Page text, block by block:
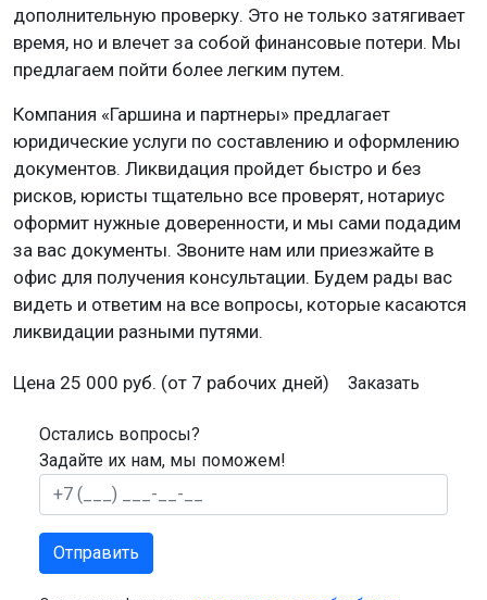
дополнительную проверку. Это не только затягивает
время, но и влечет за собой финансовые потери. Мы
предлагаем пойти более легким путем.
Компания «Гаршина и партнеры» предлагает
юридические услуги по составлению и оформлению
документов. Ликвидация пройдет быстро и без
рисков, юристы тщательно все проверят, нотариус
оформит нужные доверенности, и мы сами подадим
за вас документы. Звоните нам или приезжайте в
офис для получения консультации. Будем рады вас
видеть и ответим на все вопросы, которые касаются
ликвидации разными путями.
Цена 25 000 руб. (от 7 рабочих дней) Заказать
Остались вопросы?
Задайте их нам, мы поможем!
Телефон